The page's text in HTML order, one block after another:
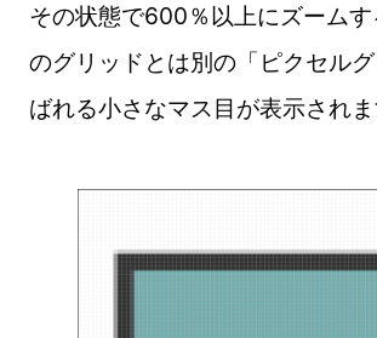
その状態で600％以上にズーム
のグリッドとは別の「ピクセル
ばれる小さなマス目が表示され